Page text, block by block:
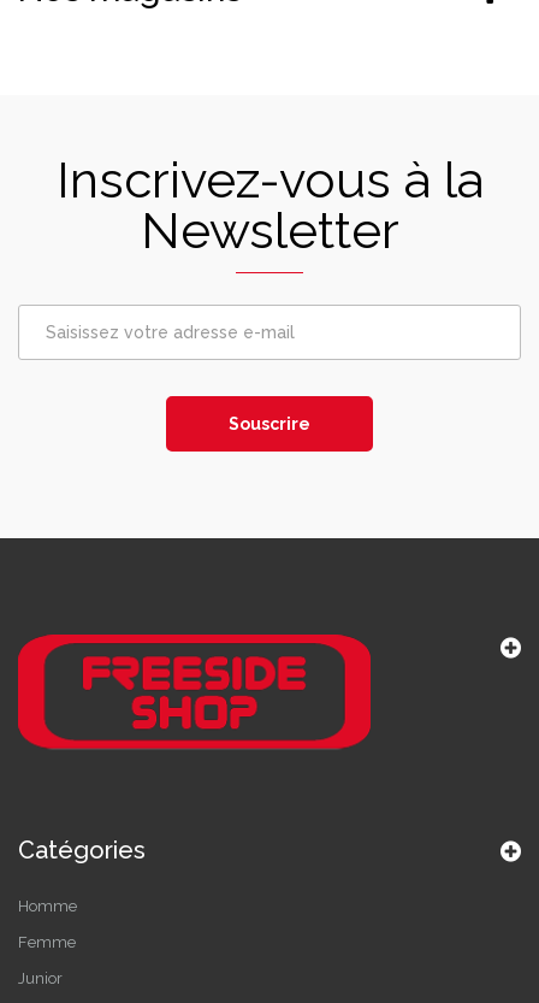
Inscrivez-vous à la
Newsletter
Souscrire
Catégories
Homme
Femme
Junior